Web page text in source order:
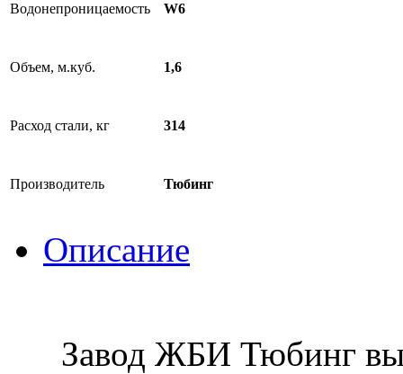
Водонепроницаемость W6
Объем, м.куб. 1,6
Расход стали, кг 314
Производитель Тюбинг
Описание
Завод ЖБИ Тюбинг